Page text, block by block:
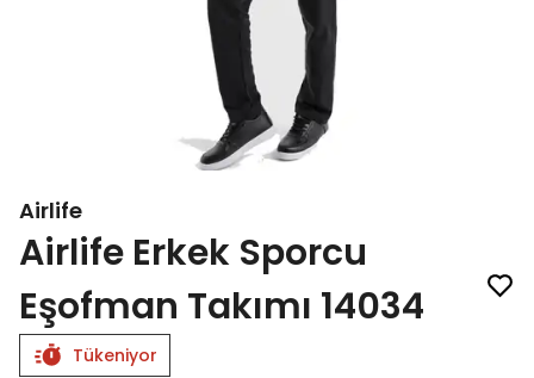
Airlife
Airlife Erkek Sporcu
Eşofman Takımı 14034
Tükeniyor